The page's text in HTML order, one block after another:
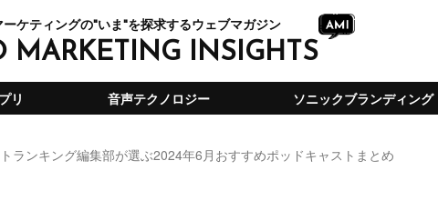
ーケティングの"いま"を探求するウェブマガジン
MARKETING INSIGHTS
リ 音声テクノロジー ソニックブランディング
ランキング編集部が選ぶ2024年6月おすすめポッドキャストまとめ